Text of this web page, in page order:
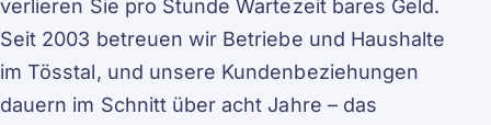
verlieren Sie pro Stunde Wartezeit bares Geld.
Seit 2003 betreuen wir Betriebe und Haushalte
im Tösstal, und unsere Kundenbeziehungen
dauern im Schnitt über acht Jahre – das